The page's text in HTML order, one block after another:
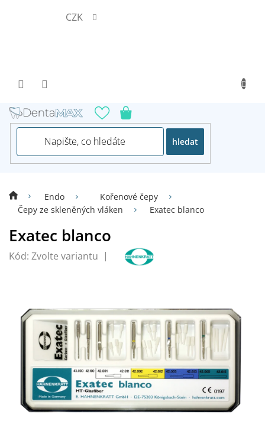
CZK
hledat
Endo
Kořenové čepy
Čepy ze skleněných vláken
Exatec blanco
Exatec blanco
Kód: Zvolte variantu